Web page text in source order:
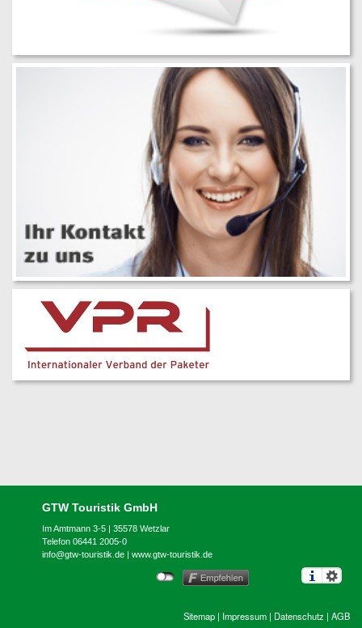
GTW Touristik GmbH
Im Amtmann 3-5 | 35578 Wetzlar
Telefon 06441 2005-0
info@gtw-touristik.de |www.gtw-touristik.de
Sitemap | Impressum | Datenschutz | AGB